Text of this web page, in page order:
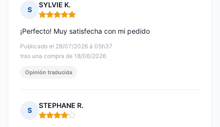
S
SYLVIE K.
Nota: 5 de 5
Publicado el 28/07/2026 à 05h37
tras una compra de 18/06/2026
¡Perfecto! Muy satisfecha con mi pedido
Opinión traducida
S
STEPHANE R.
Nota: 4 de 5